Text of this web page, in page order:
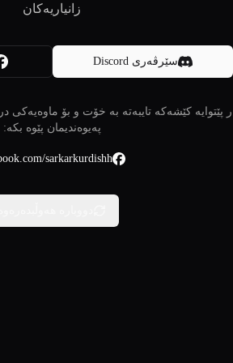
زانیاریەکان
سێرڤەری Discord
پێتوایە کێشەکە تایبەتە بە خۆت و بۆ ماوەیەکی
پەیوەندیمان پێوە بکە:
sarkarkurdishh